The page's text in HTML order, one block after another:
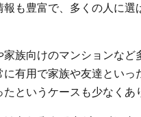
も豊富で、多くの人に選
家族向けのマンションなど
に有用で家族や友達といっ
というケースも少なくあ